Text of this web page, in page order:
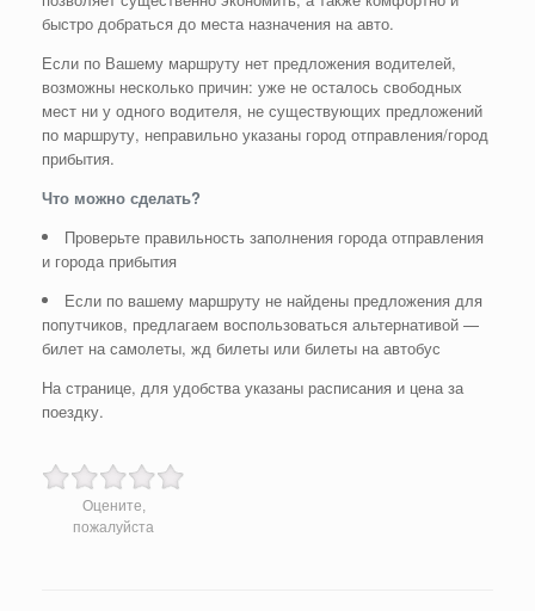
быстро добраться до места назначения на авто.
Если по Вашему маршруту нет предложения водителей,
возможны несколько причин: уже не осталось свободных
мест ни у одного водителя, не существующих предложений
по маршруту, неправильно указаны город отправления/город
прибытия.
Что можно сделать?
Проверьте правильность заполнения города отправления
и города прибытия
Если по вашему маршруту не найдены предложения для
попутчиков, предлагаем воспользоваться альтернативой —
билет на самолеты, жд билеты или билеты на автобус
На странице, для удобства указаны расписания и цена за
поездку.
Оцените,
пожалуйста